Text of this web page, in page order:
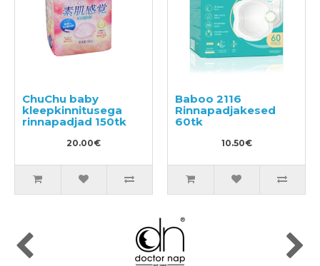
ChuChu baby
kleepkinnitusega
rinnapadjad 150tk
20.00€
Baboo 2116
Rinnapadjakesed
60tk
10.50€